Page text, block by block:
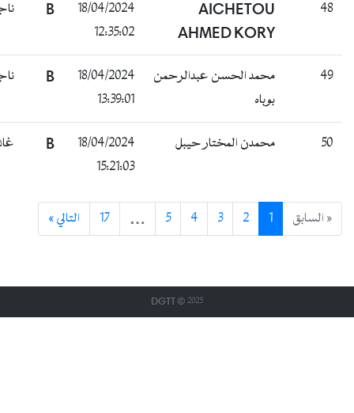
AICHETOU
AHMED KORY
18/04/2024
12:35:02
B ناجح
محمد الحسن عبدالرحمن
18/04/2024
13:39:01
B ناجح
محمدن المختار حيبل
18/04/2024
15:21:03
B غائب
السابق 1
2
3
4
5
…
17 التالي »
DGTT © 2025